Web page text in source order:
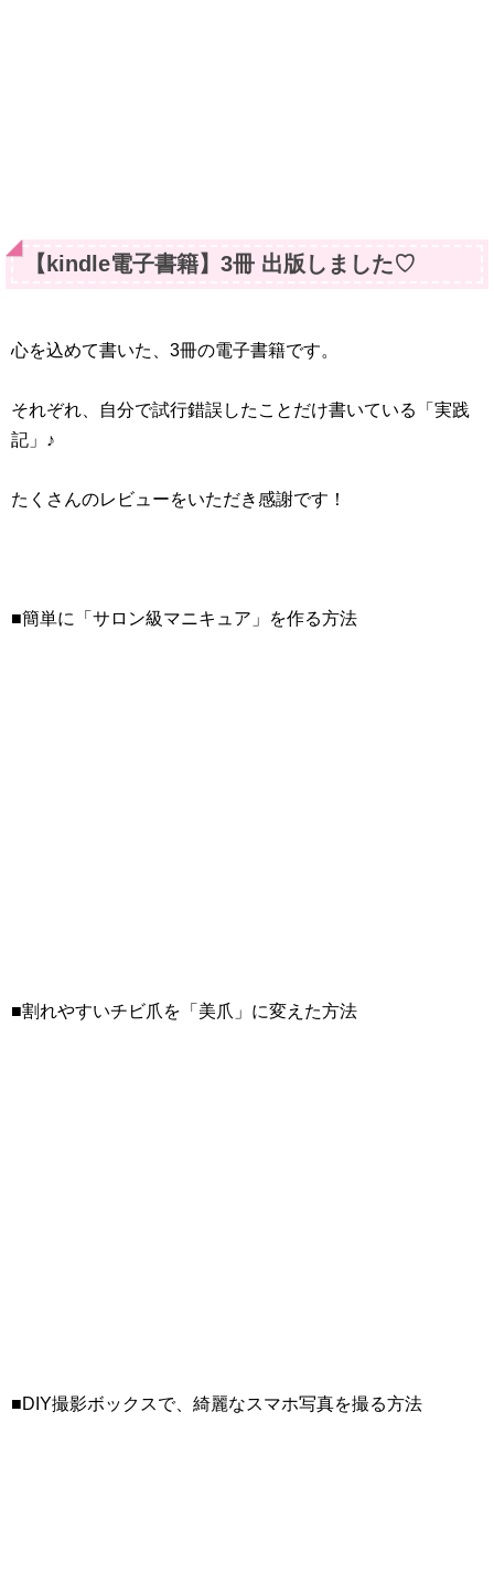
【kindle電子書籍】3冊 出版しました♡
心を込めて書いた、3冊の電子書籍です。
それぞれ、自分で試行錯誤したことだけ書いている「実践
記」♪
たくさんのレビューをいただき感謝です！
■簡単に「サロン級マニキュア」を作る方法
■割れやすいチビ爪を「美爪」に変えた方法
■DIY撮影ボックスで、綺麗なスマホ写真を撮る方法